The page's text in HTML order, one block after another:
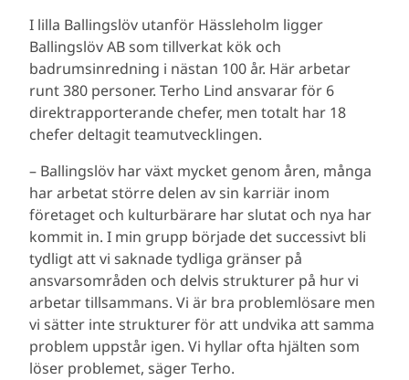
I lilla Ballingslöv utanför Hässleholm ligger
Ballingslöv AB som tillverkat kök och
badrumsinredning i nästan 100 år. Här arbetar
runt 380 personer. Terho Lind ansvarar för 6
direktrapporterande chefer, men totalt har 18
chefer deltagit teamutvecklingen.
– Ballingslöv har växt mycket genom åren, många
har arbetat större delen av sin karriär inom
företaget och kulturbärare har slutat och nya har
kommit in. I min grupp började det successivt bli
tydligt att vi saknade tydliga gränser på
ansvarsområden och delvis strukturer på hur vi
arbetar tillsammans. Vi är bra problemlösare men
vi sätter inte strukturer för att undvika att samma
problem uppstår igen. Vi hyllar ofta hjälten som
löser problemet, säger Terho.